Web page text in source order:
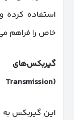
استفاده
خاص را فراهم
گیربکس‌های
Transmission)
این گیربکس